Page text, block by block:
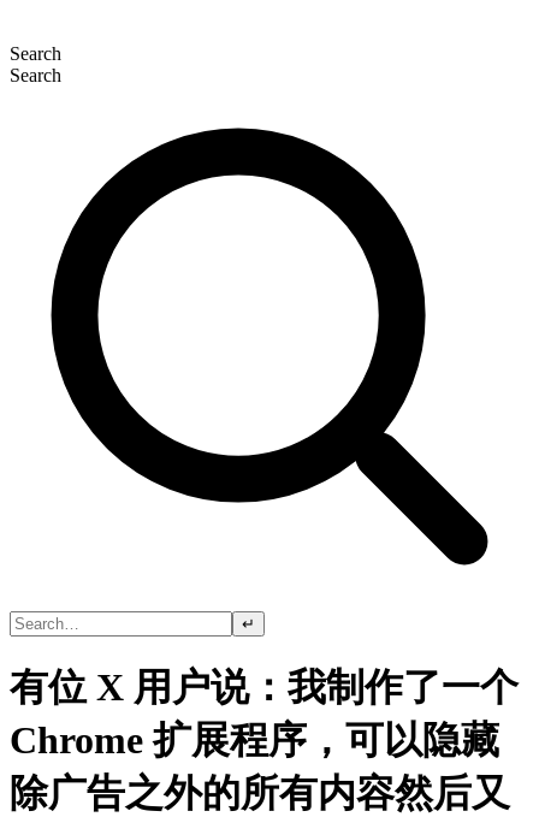
Search
Search
↵
有位 X 用户说：我制作了一个
Chrome 扩展程序，可以隐藏
除广告之外的所有内容然后又